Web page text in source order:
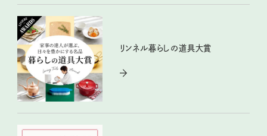
リンネル暮らしの道具大賞